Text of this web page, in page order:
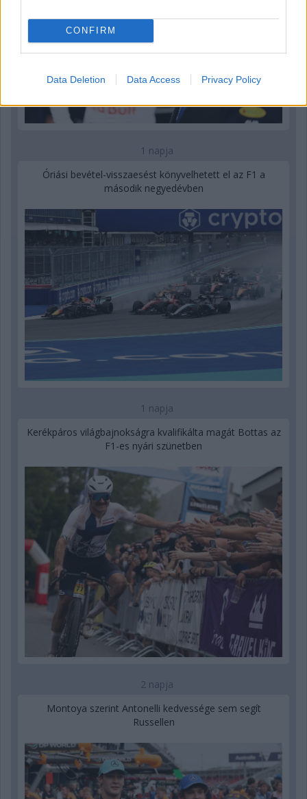
CONFIRM
Data Deletion Data Access Privacy Policy
1 napja
Óriási bevétel-visszaesést könyvelhetett el az F1 a
második negyedévben
1 napja
Kerékpáros világbajnokságra kvalifikálta magát Bottas az
F1-es nyári szünetben
2 napja
Montoya szerint Antonelli kedvessége sem segít
Russellen